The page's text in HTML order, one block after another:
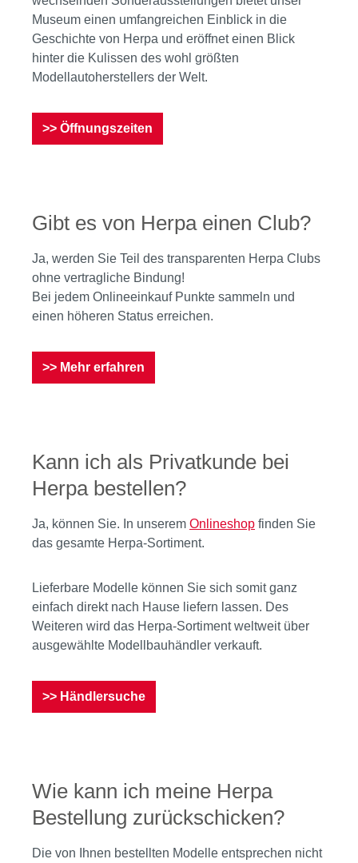
Museum einen umfangreichen Einblick in die
Geschichte von Herpa und eröffnet einen Blick
hinter die Kulissen des wohl größten
Modellautoherstellers der Welt.
>> Öffnungszeiten
Gibt es von Herpa einen Club?
Ja, werden Sie Teil des transparenten Herpa Clubs
ohne vertragliche Bindung!
Bei jedem Onlineeinkauf Punkte sammeln und
einen höheren Status erreichen.
>> Mehr erfahren
Kann ich als Privatkunde bei
Herpa bestellen?
Ja, können Sie. In unserem Onlineshop finden Sie
das gesamte Herpa-Sortiment.
Lieferbare Modelle können Sie sich somit ganz
einfach direkt nach Hause liefern lassen. Des
Weiteren wird das Herpa-Sortiment weltweit über
ausgewählte Modellbauhändler verkauft.
>> Händlersuche
Wie kann ich meine Herpa
Bestellung zurückschicken?
Die von Ihnen bestellten Modelle entsprechen nicht